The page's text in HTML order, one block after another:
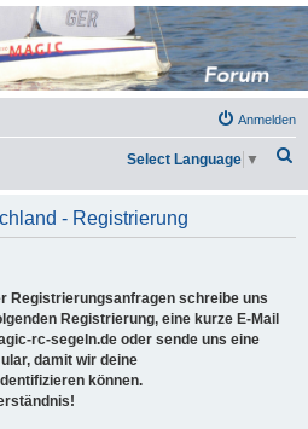
Anmelden
h
Select Language ▼
- Registrierung
Registrierungsanfragen schreibe uns
Registrierung, eine kurze E-Mail
rc-segeln.de oder sende uns eine
damit wir deine
können.